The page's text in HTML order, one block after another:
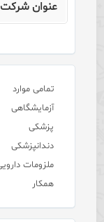
تمامی موارد
آزمایشگاهی
پزشکی
دندانپزشکی
ملزومات
همکار